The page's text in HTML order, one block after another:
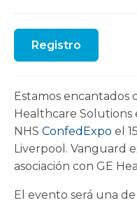
Registro
Estamos encantados
Healthcare Solutions
NHS ConfedExpo el 15
Liverpool. Vanguard
asociación con GE
El evento será una